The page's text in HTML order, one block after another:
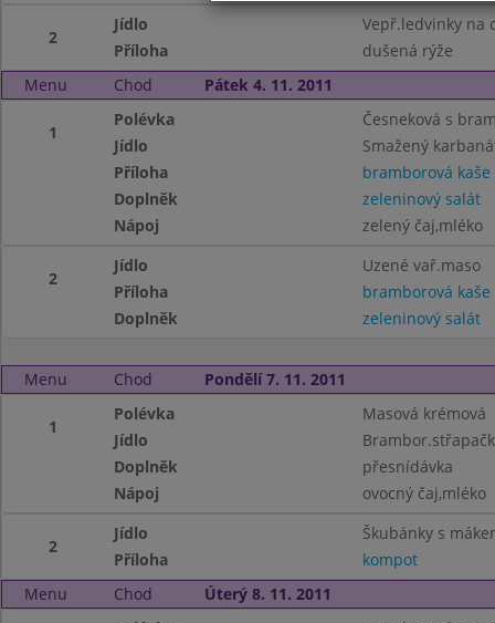
2
Jídlo
Vepř.ledvinky na
Příloha
dušená rýže
Menu
Chod Pátek 4. 11. 2011
1
Polévka
Česneková s
Jídlo
Smažený
Příloha
bramborová kaše
Doplněk
zeleninový salát
Nápoj
zelený čaj,mléko
2
Jídlo
Uzené vař.maso
Příloha
bramborová kaše
Doplněk
zeleninový salát
Menu Chod Pondělí 7. 11. 2011
1
Polévka
Masová krémová
Jídlo
Doplněk
přesnídávka
Nápoj
ovocný čaj,mléko
2
Jídlo
Škubánky s
Příloha
kompot
Menu
Chod Úterý 8. 11. 2011